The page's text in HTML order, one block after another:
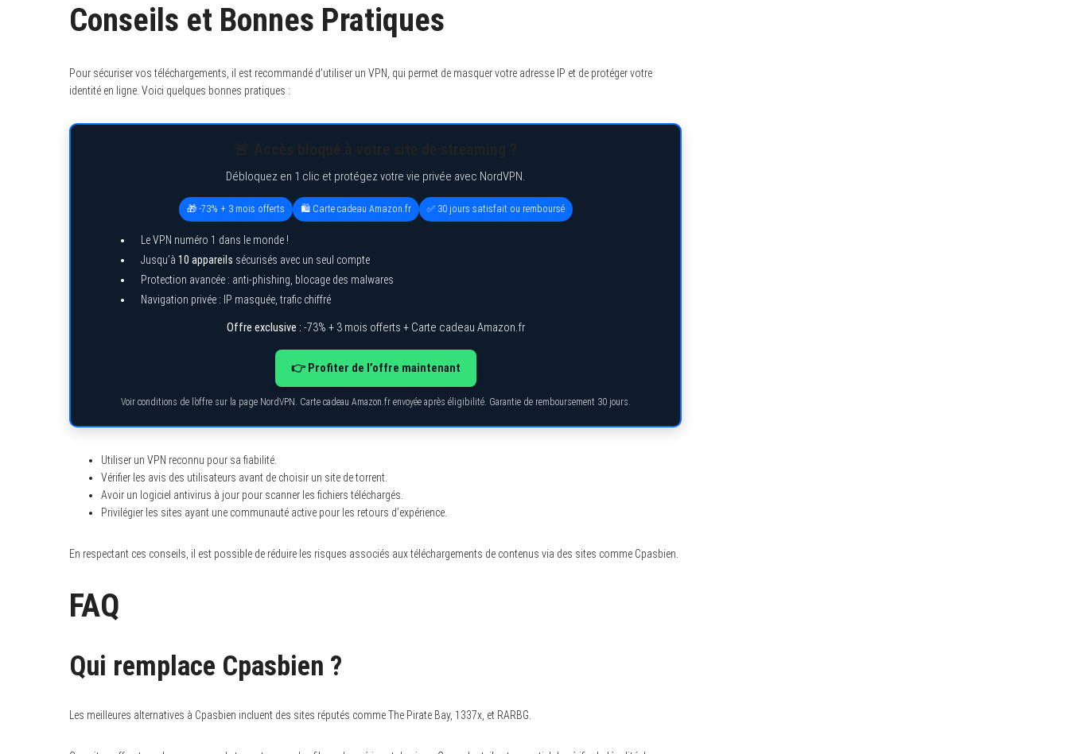
Conseils et Bonnes Pratiques
Pour sécuriser vos téléchargements, il est recommandé d’utiliser un VPN, qui permet de masquer votre adresse IP et de protéger votre
identité en ligne. Voici quelques bonnes pratiques :
Débloquez en 1 clic et protégez votre vie privée avec NordVPN.
🎁 -73% + 3 mois offerts 🛍️ Carte cadeau Amazon.fr ✅ 30 jours satisfait ou remboursé
Le VPN numéro 1 dans le monde !
Jusqu’à 10 appareils sécurisés avec un seul compte
Protection avancée : anti-phishing, blocage des malwares
Navigation privée : IP masquée, trafic chiffré
Offre exclusive : -73% + 3 mois offerts + Carte cadeau Amazon.fr
👉 Profiter de l’offre maintenant
Voir conditions de l’offre sur la page NordVPN. Carte cadeau Amazon.fr envoyée après éligibilité. Garantie de remboursement 30 jours.
Utiliser un VPN reconnu pour sa fiabilité.
Vérifier les avis des utilisateurs avant de choisir un site de torrent.
Avoir un logiciel antivirus à jour pour scanner les fichiers téléchargés.
Privilégier les sites ayant une communauté active pour les retours d’expérience.
En respectant ces conseils, il est possible de réduire les risques associés aux téléchargements de contenus via des sites comme Cpasbien.
FAQ
Qui remplace Cpasbien ?
Les meilleures alternatives à Cpasbien incluent des sites réputés comme The Pirate Bay, 1337x, et RARBG.